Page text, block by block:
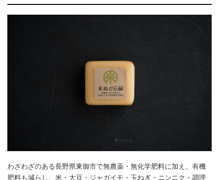
わざわざのある長野県東御市で無農薬・無化学肥料に加え、有機
肥料も減らし、米・大豆・ジャガイモ・玉ねぎ・ニンニク・調理